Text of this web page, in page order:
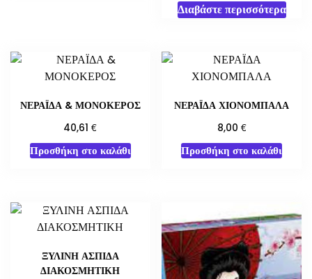
Διαβάστε περισσότερα
ΝΕΡΑΪΔΑ & ΜΟΝΟΚΕΡΟΣ
40,61€
Προσθήκη στο καλάθι
ΝΕΡΑΪΔΑ ΧΙΟΝΟΜΠΑΛΑ
8,00 €
Προσθήκη στο καλάθι
ΞΥΛΙΝΗ ΑΣΠΙΔΑ
ΔΙΑΚΟΣΜΗΤΙΚΗ